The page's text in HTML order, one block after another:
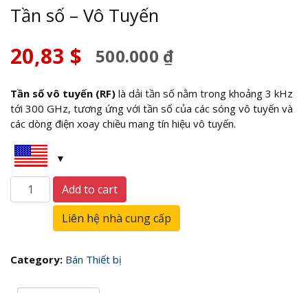
Tần số – Vô Tuyến
20,83 $ 500.000 ₫
Tần số vô tuyến (RF) là dải tần số nằm trong khoảng 3 kHz
tới 300 GHz, tương ứng với tần số của các sóng vô tuyến và
các dòng điện xoay chiều mang tín hiệu vô tuyến.
số
quantity
Add to cart
Liên hệ nhà cung cấp
Category: Bán Thiết bị